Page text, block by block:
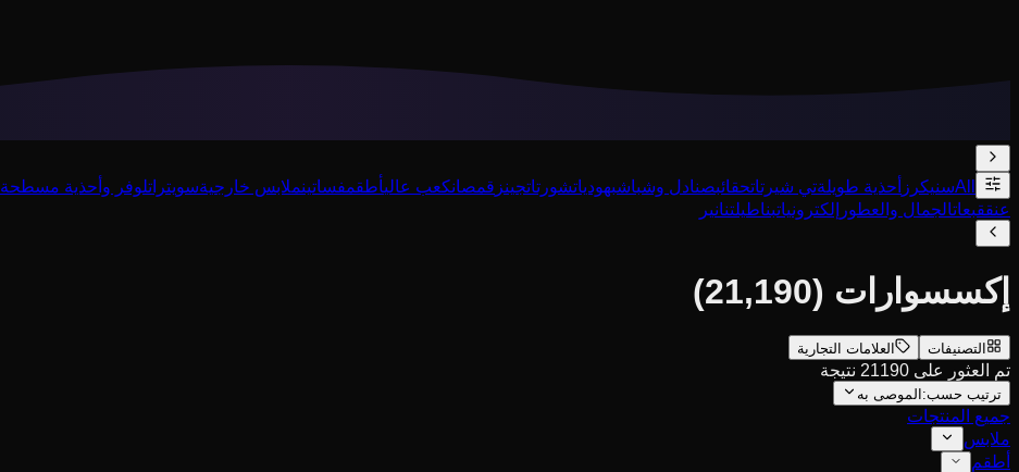
Allسنيكرز أحذية طويلةتي شيرتاتحقائبصنادل وشباشبهودياتشورتاتجينز قمصانكعب عاليأطقمفساتينملابس خارجيةسويتراتلوفر وأحذية مسطحة
عنققبعاتالجمال والعطور إلكترونياتبناطيلتنانير
إكسسوارات (21,190)
التصنيفات العلامات التجارية
تم العثور على 21190 نتيجة
ترتيب حسب: الموصى به
جميع المنتجات
ملابس
أطقم